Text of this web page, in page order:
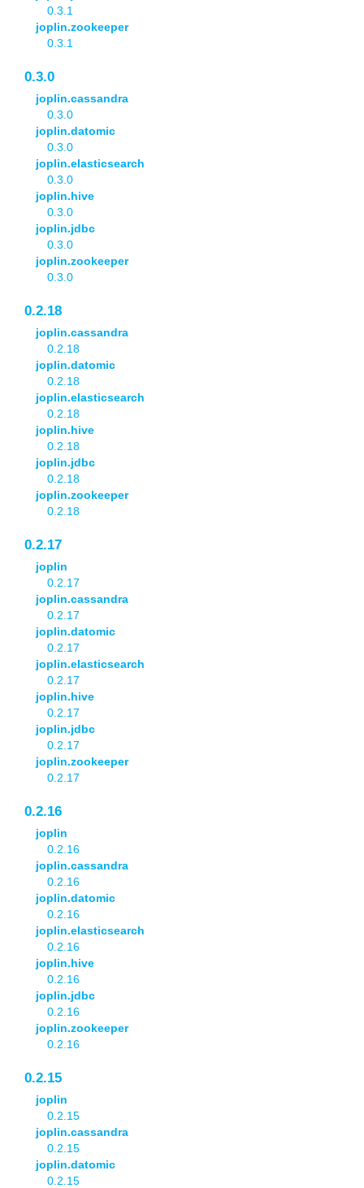
0.3.1
joplin.zookeeper
0.3.1
0.3.0
joplin.cassandra
0.3.0
joplin.datomic
0.3.0
joplin.elasticsearch
0.3.0
joplin.hive
0.3.0
joplin.jdbc
0.3.0
joplin.zookeeper
0.3.0
0.2.18
joplin.cassandra
0.2.18
joplin.datomic
0.2.18
joplin.elasticsearch
0.2.18
joplin.hive
0.2.18
joplin.jdbc
0.2.18
joplin.zookeeper
0.2.18
0.2.17
joplin
0.2.17
joplin.cassandra
0.2.17
joplin.datomic
0.2.17
joplin.elasticsearch
0.2.17
joplin.hive
0.2.17
joplin.jdbc
0.2.17
joplin.zookeeper
0.2.17
0.2.16
joplin
0.2.16
joplin.cassandra
0.2.16
joplin.datomic
0.2.16
joplin.elasticsearch
0.2.16
joplin.hive
0.2.16
joplin.jdbc
0.2.16
joplin.zookeeper
0.2.16
0.2.15
joplin
0.2.15
joplin.cassandra
0.2.15
joplin.datomic
0.2.15